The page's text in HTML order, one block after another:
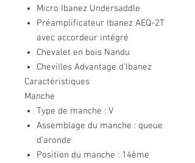
Micro Ibanez Undersaddle
Préamplificateur Ibanez AEQ-2T
avec accordeur intégré
Chevalet en bois Nandu
Chevilles Advantage d'Ibanez
Caractéristiques
Manche
Type de manche : V
Assemblage du manche : queue
d'aronde
Position du manche : 14ème